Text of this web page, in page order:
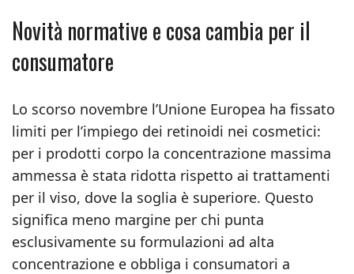
Novità normative e cosa cambia per il
consumatore
Lo scorso novembre l’Unione Europea ha fissato
limiti per l’impiego dei retinoidi nei cosmetici:
per i prodotti corpo la concentrazione massima
ammessa è stata ridotta rispetto ai trattamenti
per il viso, dove la soglia è superiore. Questo
significa meno margine per chi punta
esclusivamente su formulazioni ad alta
concentrazione e obbliga i consumatori a